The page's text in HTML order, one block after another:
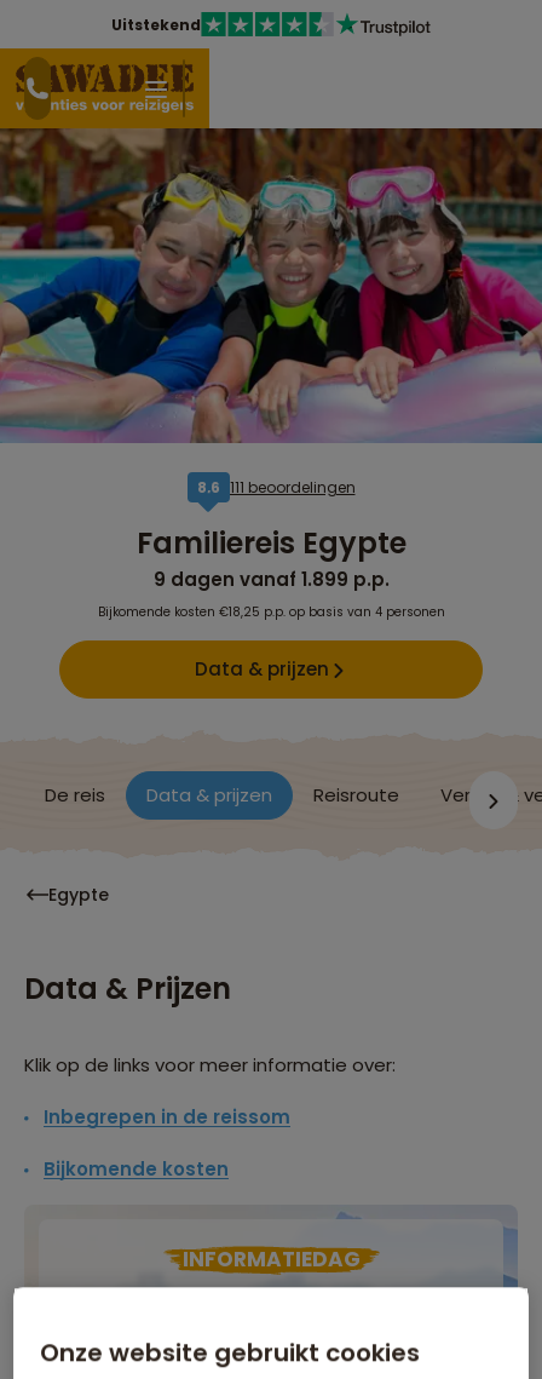
Uitstekend
8,6 111 beoordelingen
Familiereis Egypte
9 dagen vanaf 1.899 p.p.
Bijkomende kosten €18,25 p.p. op basis van 4 personen
Data & prijzen
De reis Data & prijzen Reisroute Verblijf &
Egypte
Data & Prijzen
Klik op de links voor meer informatie over:
Inbegrepen in de reissom
Bijkomende kosten
INFORMATIEDAG
Meer informatie
Onze website gebruikt cookies